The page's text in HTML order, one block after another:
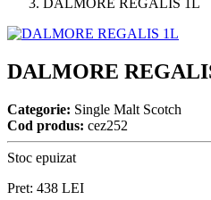
DALMORE REGALIS 1L
DALMORE
Categorie: Single Malt Scotch
Cod produs: cez252
Stoc epuizat
Pret: 438 LEI